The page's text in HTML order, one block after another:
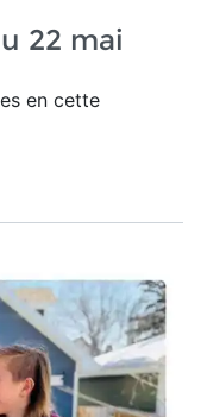
22 mai
en cette